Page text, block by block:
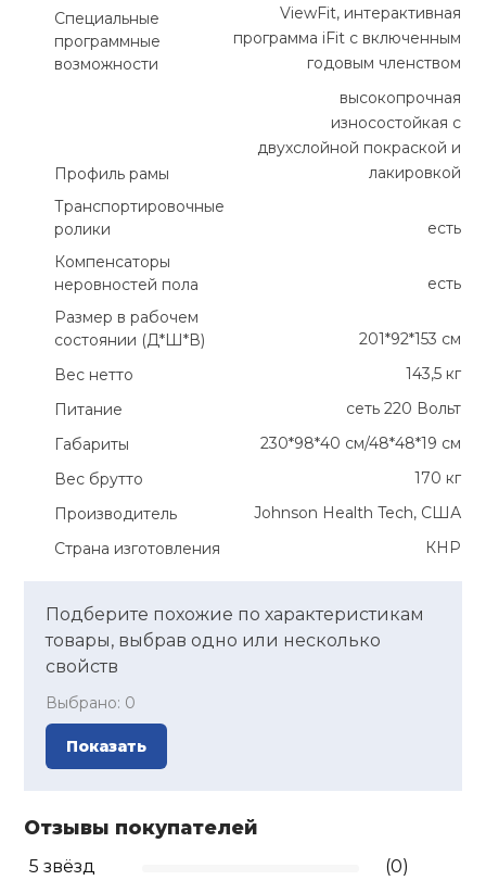
Специальные
программные
возможности
ViewFit, интерактивная
программа iFit с включенным
годовым членством
Профиль рамы
высокопрочная
износостойкая с
двухслойной покраской и
лакировкой
Транспортировочные
ролики
есть
Компенсаторы
неровностей пола
есть
Размер в рабочем
состоянии (Д*Ш*В)
201*92*153 см
Вес нетто
143,5 кг
Питание
сеть 220 Вольт
Габариты
230*98*40 см/48*48*19 см
Вес брутто
170 кг
Производитель
Johnson Health Tech, США
Страна изготовления
КНР
Подберите похожие по характеристикам
товары, выбрав одно или несколько
свойств
Выбрано: 0
Показать
Отзывы покупателей
5 звёзд
(0)